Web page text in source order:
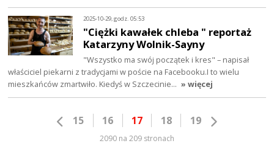
2025-10-29, godz. 05:53
"Ciężki kawałek chleba " reportaż
Katarzyny Wolnik-Sayny
"Wszystko ma swój początek i kres" – napisał
właściciel piekarni z tradycjami w poście na Facebooku.I to wielu
mieszkańców zmartwiło. Kiedyś w Szczecinie… » więcej
15 16 17 18 19
2090 na 209 stronach